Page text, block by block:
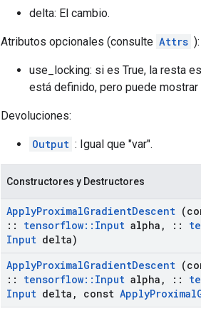
delta: El cambio.
Atributos opcionales (consulte Attrs ):
use_locking: si es True, la resta
está definido, pero puede
Devoluciones:
Output : Igual que "var".
Constructores y Destructores
ApplyProximalGradientDescent
::
tensorflow:: Input alpha , ::
Input delta)
ApplyProximalGradientDescent
::
tensorflow:: Input alpha , ::
Input delta , const ApplyProximal